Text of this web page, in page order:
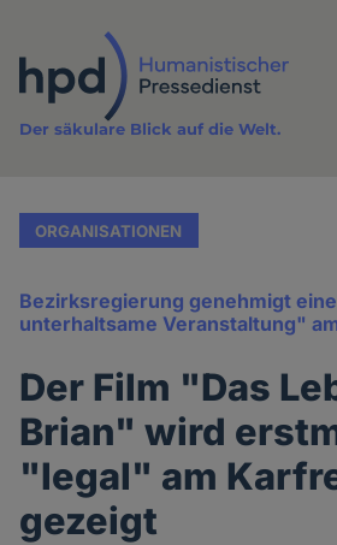
Inhalt
Der säkulare Blick auf die Welt.
ORGANISATIONEN
Bezirksregierung genehmigt
unterhaltsame Veranstaltung"
Der Film "Das
Brian" wird
"legal" am
gezeigt